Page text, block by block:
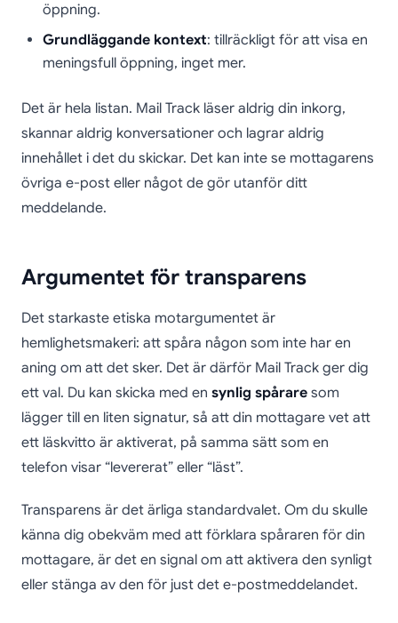
öppning.
Grundläggande kontext: tillräckligt för att visa en
meningsfull öppning, inget mer.
Det är hela listan. Mail Track läser aldrig din inkorg,
skannar aldrig konversationer och lagrar aldrig
innehållet i det du skickar. Det kan inte se mottagarens
övriga e-post eller något de gör utanför ditt
meddelande.
Argumentet för transparens
Det starkaste etiska motargumentet är
hemlighetsmakeri: att spåra någon som inte har en
aning om att det sker. Det är därför Mail Track ger dig
ett val. Du kan skicka med en synlig spårare som
lägger till en liten signatur, så att din mottagare vet att
ett läskvitto är aktiverat, på samma sätt som en
telefon visar “levererat” eller “läst”.
Transparens är det ärliga standardvalet. Om du skulle
känna dig obekväm med att förklara spåraren för din
mottagare, är det en signal om att aktivera den synligt
eller stänga av den för just det e-postmeddelandet.